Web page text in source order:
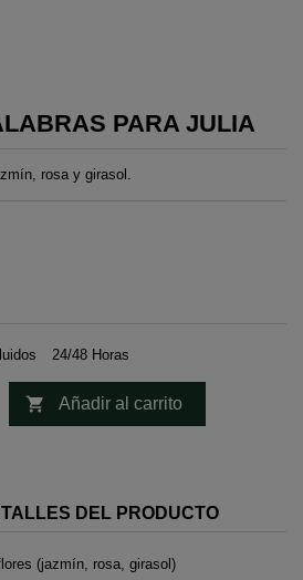
PARA JULIA
rosa y girasol.
24/48 Horas
 Añadir al carrito
DEL PRODUCTO
(jazmín, rosa, girasol)